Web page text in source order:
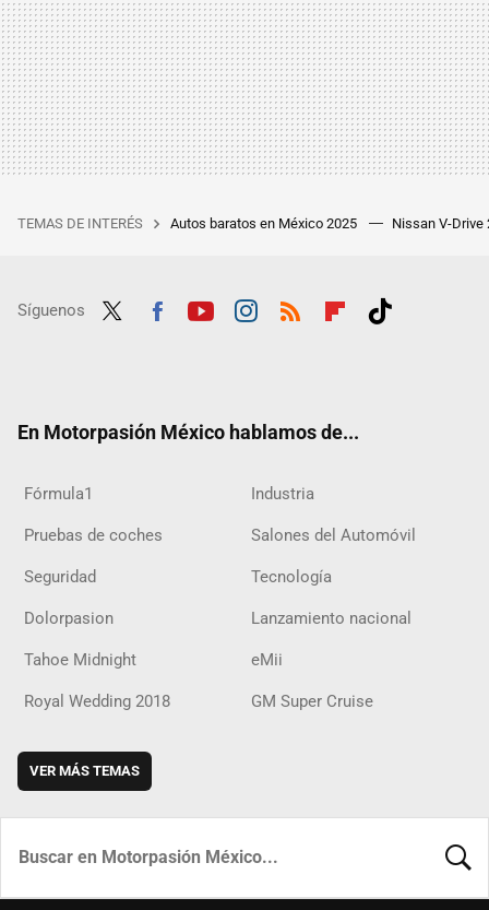
TEMAS DE INTERÉS Autos baratos en México 2025 Nissan V-Drive
Síguenos
En Motorpasión México hablamos de...
Fórmula1 Industria
Pruebas de coches Salones del Automóvil
Seguridad Tecnología
Dolorpasion Lanzamiento nacional
Tahoe Midnight eMii
Royal Wedding 2018 GM Super Cruise
VER MÁS TEMAS